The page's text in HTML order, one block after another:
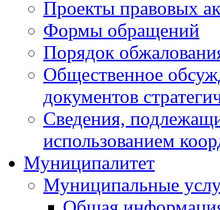
Проекты правовых
Формы обращений
Порядок
Общественное
документов
Сведения,
использованием
Муниципалитет
Муниципальные